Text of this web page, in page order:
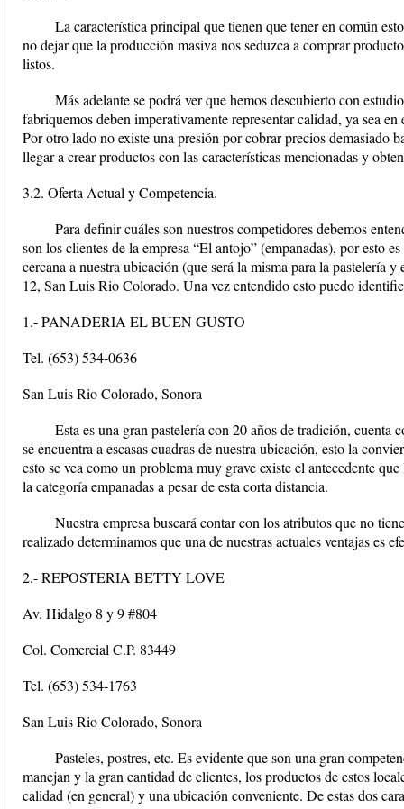
La característica principal que tienen que tener en común
no dejar que la producción masiva nos seduzca a comprar
listos.
Más adelante se podrá ver que hemos descubierto con
fabriquemos deben imperativamente representar calidad, ya sea
Por otro lado no existe una presión por cobrar precios demasiado
llegar a crear productos con las características mencionadas y
3.2. Oferta Actual y Competencia.
Para definir cuáles son nuestros competidores debemos
son los clientes de la empresa “El antojo” (empanadas), por esto
cercana a nuestra ubicación (que será la misma para la pastelería
12, San Luis Rio Colorado. Una vez entendido esto puedo
1.- PANADERIA EL BUEN GUSTO
Tel. (653) 534-0636
San Luis Rio Colorado, Sonora
Esta es una gran pastelería con 20 años de tradición, cuenta
se encuentra a escasas cuadras de nuestra ubicación, esto la
esto se vea como un problema muy grave existe el antecedente
la categoría empanadas a pesar de esta corta distancia.
Nuestra empresa buscará contar con los atributos que no
realizado determinamos que una de nuestras actuales ventajas es
2.- REPOSTERIA BETTY LOVE
Av. Hidalgo 8 y 9 #804
Col. Comercial C.P. 83449
Tel. (653) 534-1763
San Luis Rio Colorado, Sonora
Pasteles, postres, etc. Es evidente que son una gran
manejan y la gran cantidad de clientes, los productos de estos
calidad (en general) y una ubicación conveniente. De estas dos